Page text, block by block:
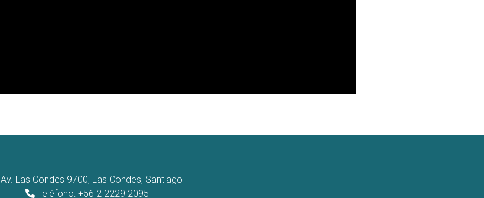
Av. Las Condes 9700, Las Condes, Santiago
Teléfono: +56 2 2229 2095